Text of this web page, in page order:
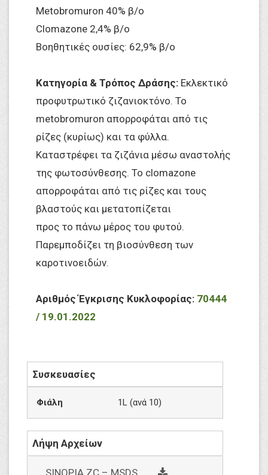
Metobromuron 40% β/ο
Clomazone 2,4% β/ο
Βοηθητικές ουσίες: 62,9% β/o
Κατηγορία & Τρόπος Δράσης: Εκλεκτικό
προφυτρωτικό ζιζανιοκτόνο. Το
metobromuron απορροφάται από τις
ρίζες (κυρίως) και τα φύλλα.
Καταστρέφει τα ζιζάνια μέσω αναστολής
της φωτοσύνθεσης. Το clomazone
απορροφάται από τις ρίζες και τους
βλαστούς και μετατοπίζεται
προς το πάνω μέρος του φυτού.
Παρεμποδίζει τη βιοσύνθεση των
καροτινοειδών.
Αριθμός Έγκρισης Κυκλοφορίας: 70444
/ 19.01.2022
Συσκευασίες
Φιάλη 1L (ανά 10)
Λήψη Αρχείων
social